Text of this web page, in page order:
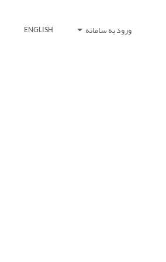
ورود به سامانه ENGLISH